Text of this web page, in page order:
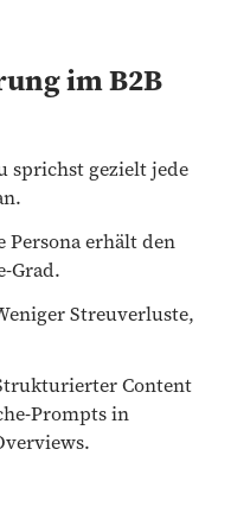
im B2B
sprichst gezielt jede
Persona erhält den
Grad.
Streuverluste,
Content
Prompts in